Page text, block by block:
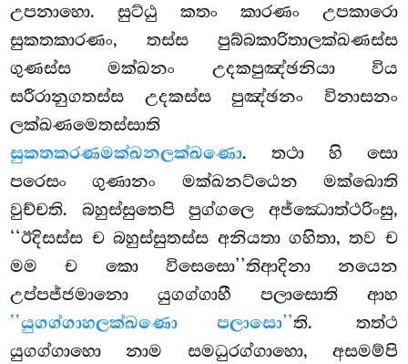
උපනාහො. සුට්ඨු කතං කාරණං උපකාරො
සුකතකාරණං, තස්ස පුබ්බකාරිතාලක්ඛණස්ස
ගුණස්ස මක්ඛනං උදකපුඤ්ඡනියා විය
සරීරානුගතස්ස උදකස්ස පුඤ්ඡනං විනාසනං
ලක්ඛණමෙතස්සාති
සුකතකරණමක්ඛනලක්ඛණො. තථා හි සො
පරෙසං ගුණානං මක්ඛනට්ඨෙන මක්ඛොති
වුච්චති. බහුස්සුතෙපි පුග්ගලෙ අජ්ඣොත්ථරිංසු,
‘‘ඊදිසස්ස ච බහුස්සුතස්ස අනියතා ගහිතා, තව ච
මම ච කො විසෙසො’’තිආදිනා නයෙන
උප්පජ්ජමානො යුගග්ගාහී පලාසොති ආහ
‘‘යුගග්ගාහලක්ඛණො පලාසො’’ති. තත්ථ
යුගග්ගාහො නාම සමධුරග්ගාහො, අසමම්පි